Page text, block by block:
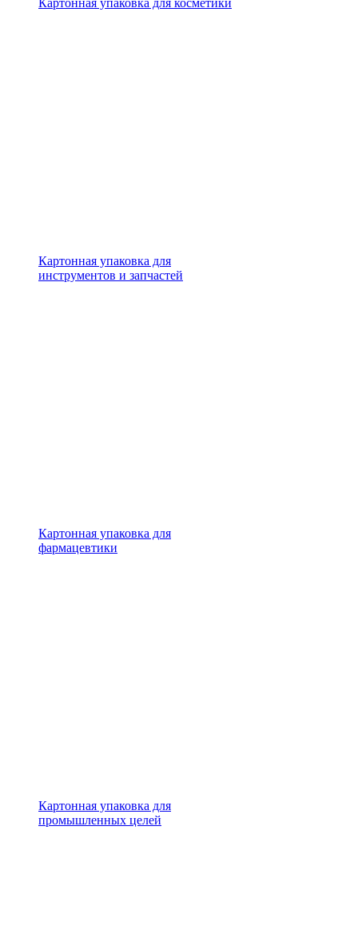
Картонная упаковка для
инструментов и запчастей
Картонная упаковка для
фармацевтики
Картонная упаковка для
промышленных целей